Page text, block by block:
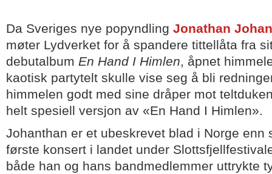
Da Sveriges nye popyndling Jonathan
møter Lydverket for å spandere tittellåta fra
debutalbum En Hand I Himlen, åpnet
kaotisk partytelt skulle vise seg å bli
himmelen godt med sine dråper mot
helt spesiell versjon av «En Hand I Himlen».
Johanthan er et ubeskrevet blad i Norge enn
første konsert i landet under
både han og hans bandmedlemmer uttrykte